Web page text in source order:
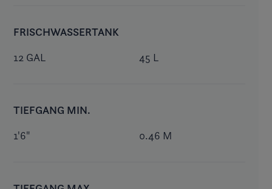
FRISCHWASSERTANK
12 GAL 45 L
TIEFGANG MIN.
1'6" 0.46 M